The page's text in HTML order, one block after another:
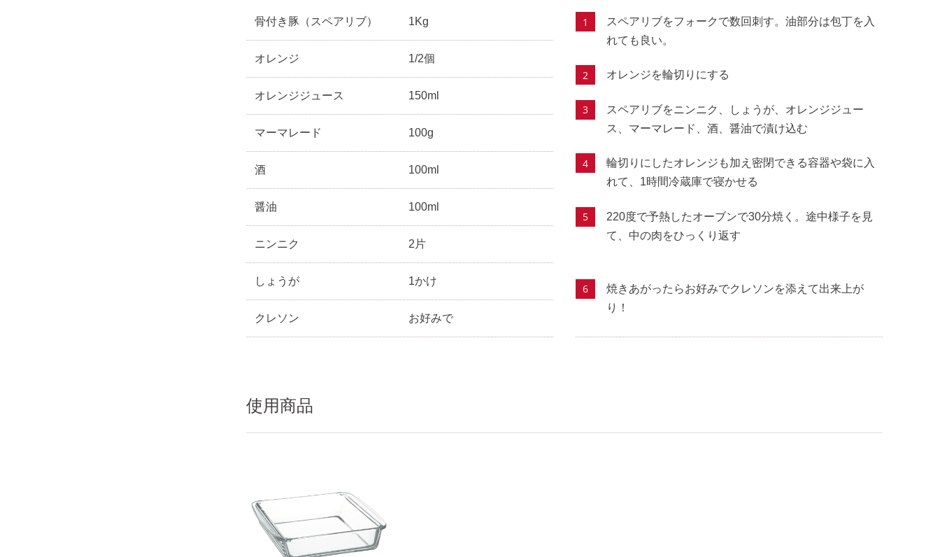
骨付き豚（スペアリブ） 1Kg
オレンジ 1/2個
オレンジジュース 150ml
マーマレード 100g
酒 100ml
醤油 100ml
ニンニク 2片
しょうが 1かけ
クレソン お好みで
スペアリブをフォークで数回刺す。油部分は包丁を入
れても良い。
オレンジを輪切りにする
スペアリブをニンニク、しょうが、オレンジジュー
ス、マーマレード、酒、醤油で漬け込む
輪切りにしたオレンジも加え密閉できる容器や袋に入
れて、1時間冷蔵庫で寝かせる
220度で予熱したオーブンで30分焼く。途中様子を見
て、中の肉をひっくり返す
焼きあがったらお好みでクレソンを添えて出来上が
り！
使用商品